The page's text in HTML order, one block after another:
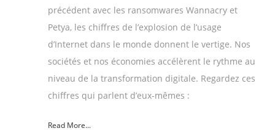
précédent avec les ransomwares Wannacry et
Petya, les chiffres de l’explosion de l’usage
d’Internet dans le monde donnent le vertige. Nos
sociétés et nos économies accélèrent le rythme au
niveau de la transformation digitale. Regardez ces
chiffres qui parlent d’eux-mêmes :
Read More...